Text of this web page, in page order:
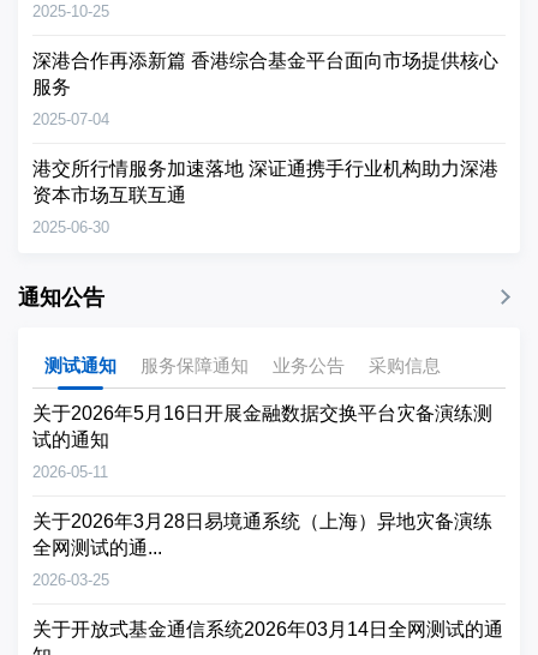
2025-10-25
深港合作再添新篇 香港综合基金平台面向市场提供核心
服务
2025-07-04
港交所行情服务加速落地 深证通携手行业机构助力深港
资本市场互联互通
2025-06-30
通知公告
测试通知 服务保障通知 业务公告 采购信息
关于2026年5月16日开展金融数据交换平台灾备演练测
试的通知
2026-05-11
关于2026年3月28日易境通系统（上海）异地灾备演练
全网测试的通...
2026-03-25
关于开放式基金通信系统2026年03月14日全网测试的通